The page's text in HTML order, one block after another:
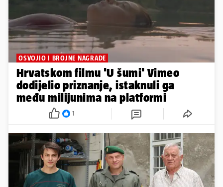
OSVOJIO I BROJNE NAGRADE
Hrvatskom filmu 'U šumi' Vimeo
dodijelio priznanje, istaknuli ga
među milijunima na platformi
1